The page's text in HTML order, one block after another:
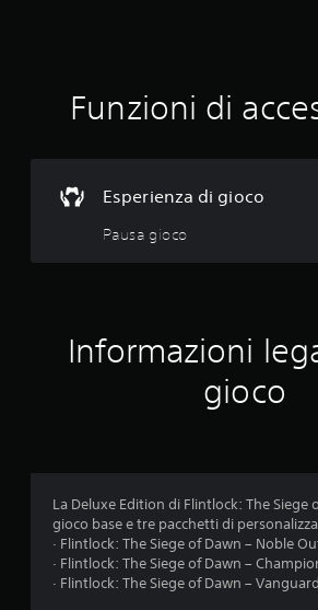
Funzioni di
Esperienza di gioco
Pausa gioco
Informazioni
gioco
La Deluxe Edition di Flintlock: The Siege
gioco base e tre pacchetti di
· Flintlock: The Siege of Dawn – Noble
· Flintlock: The Siege of Dawn –
· Flintlock: The Siege of Dawn –